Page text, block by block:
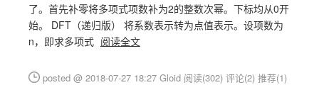
了。首先补零将多项式项数补为2的整数次幂。下标均从0开
始。 DFT（递归版） 将系数表示转为点值表示。设项数为
n，即求多项式 阅读全文
posted @ 2018-07-27 18:27 Gloid 阅读(302) 评论(2) 推荐(1)